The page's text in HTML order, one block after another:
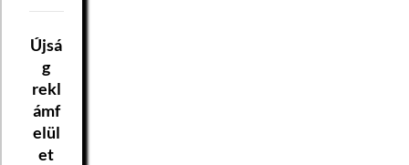
Újsá
g
rekl
ámf
elül
et